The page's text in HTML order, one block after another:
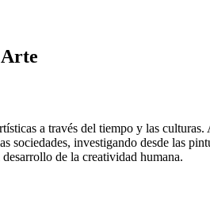
a través del tiempo y las
investigando desde las
de la creatividad humana.